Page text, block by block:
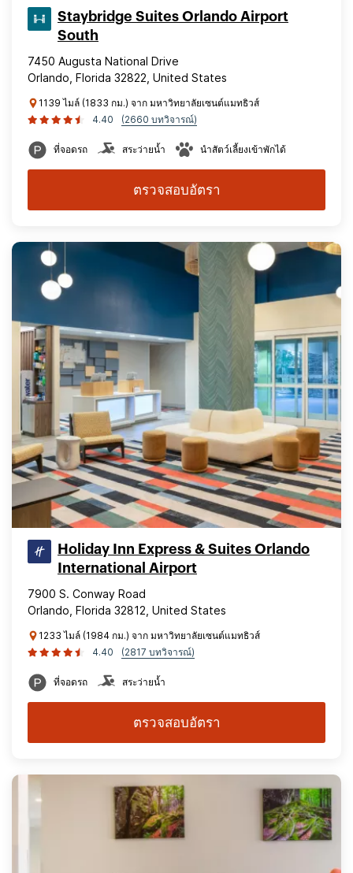
Staybridge Suites Orlando Airport
South
7450 Augusta National Drive
Orlando, Florida 32822, United States
1139 ไมล์ (1833 กม.) จาก มหาวิทยาลัยเซนต์แมทธิวส์
4.40
(2660 บทวิจารณ์)
ที่จอดรถ สระว่ายน้ำ นำสัตว์เลี้ยงเข้าพักได้
ตรวจสอบอัตรา
Holiday Inn Express & Suites Orlando
International Airport
7900 S. Conway Road
Orlando, Florida 32812, United States
1233 ไมล์ (1984 กม.) จาก มหาวิทยาลัยเซนต์แมทธิวส์
4.40
(2817 บทวิจารณ์)
ที่จอดรถ สระว่ายน้ำ
ตรวจสอบอัตรา